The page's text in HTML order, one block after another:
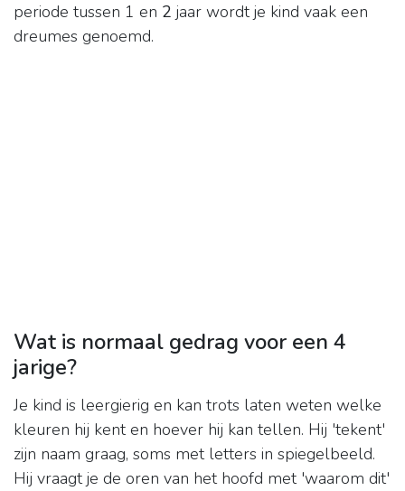
periode tussen 1 en 2 jaar wordt je kind vaak een
dreumes genoemd.
Wat is normaal gedrag voor een 4
jarige?
Je kind is leergierig en kan trots laten weten welke
kleuren hij kent en hoever hij kan tellen. Hij 'tekent'
zijn naam graag, soms met letters in spiegelbeeld.
Hij vraagt je de oren van het hoofd met 'waarom dit'